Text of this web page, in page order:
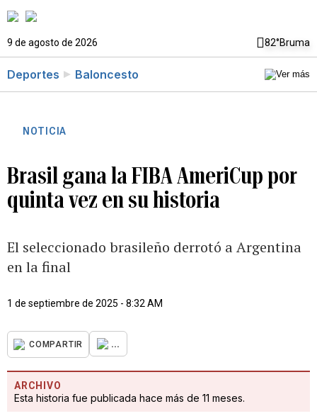
9 de agosto de 2026 82°Bruma
Deportes Baloncesto
NOTICIA
Brasil gana la FIBA AmeriCup por
quinta vez en su historia
El seleccionado brasileño derrotó a Argentina
en la final
1 de septiembre de 2025 - 8:32 AM
COMPARTIR ...
ARCHIVO
Esta historia fue publicada hace más de 11 meses.